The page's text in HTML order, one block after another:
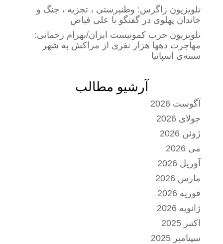
تلویزیون زاگرس: وطنپرستی ، تجزیه ، جنگ و
خاندان پهلوی در گفتگو با علی فیاض
تلویزیون حزب کمونیست ایران/بهرام رحمانی:
مهاجرت دهها هزار نفری از مراکش به شهر
سبته‌ی اسپانیا
آرشیو مطالب
آگوست 2026
جولای 2026
ژوئن 2026
می 2026
آوریل 2026
مارس 2026
فوریه 2026
ژانویه 2026
اکتبر 2025
سپتامبر 2025